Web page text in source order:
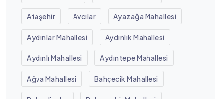
Ataşehir Avcılar Ayazağa Mahallesi
Aydınlar Mahallesi Aydınlık Mahallesi
Aydınlı Mahallesi Aydıntepe Mahallesi
Ağva Mahallesi Bahçecik Mahallesi